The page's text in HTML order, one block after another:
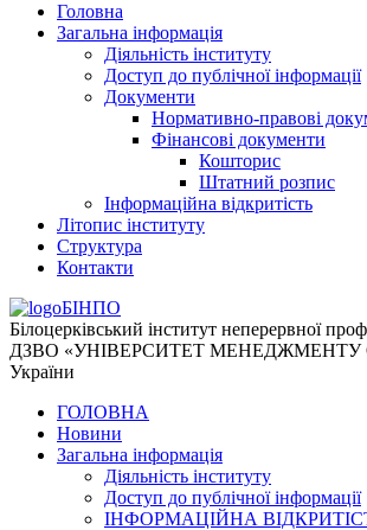
Головна
Загальна інформація
Діяльність інституту
Доступ до публічної інформації
Документи
Нормативно-правові
Фінансові документи
Кошторис
Штатний розпис
Інформаційна відкритість
Літопис інституту
Структура
Контакти
БІНПО
Білоцерківський інститут неперервної
ДЗВО «УНІВЕРСИТЕТ МЕНЕДЖМЕНТУ
України
ГОЛОВНА
Новини
Загальна інформація
Діяльність інституту
Доступ до публічної інформації
ІНФОРМАЦІЙНА